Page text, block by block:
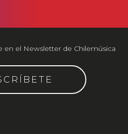
en el Newsletter de Chilemúsica